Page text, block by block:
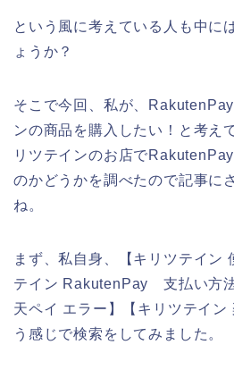
という風に考えている人も中に
ょうか？
そこで今回、私が、
ンの商品を購入したい！と考え
リツテインのお店で
のかどうかを調べたので記事に
ね。
まず、私自身、【キリツテイン
テイン RakutenPay 支払い方
天ペイ エラー】【キリツテイ
う感じで検索をしてみました。